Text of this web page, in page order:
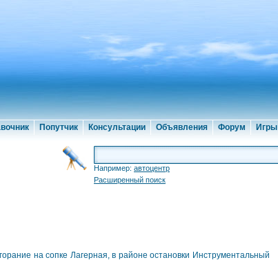
Попутчик Консультации Объявления Форум Игры
Например: автоцентр
Расширенный поиск
на сопке Лагерная, в районе остановки Инструментальный